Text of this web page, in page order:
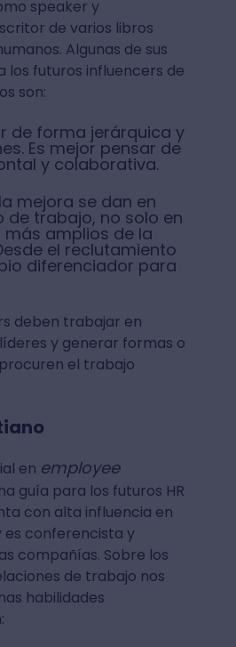
speaker y
de varios libros
Algunas de sus
los futuros influencers de
son:
de forma jerárquica y
Es mejor pensar de
y colaborativa.
mejora se dan en
de trabajo, no solo en
amplios de la
el reclutamiento
diferenciador para
deben trabajar en
y generar formas o
el trabajo
en employee
guía para los futuros HR
con alta influencia en
es conferencista y
compañías. Sobre los
de trabajo nos
habilidades